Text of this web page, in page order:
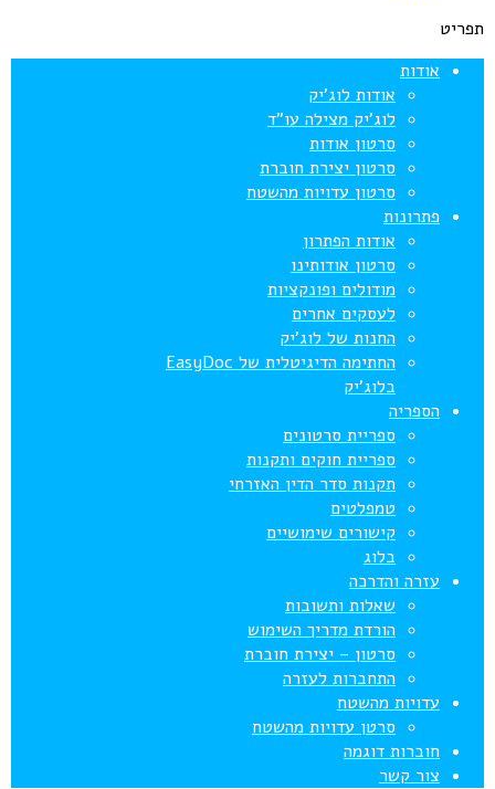
תפריט
אודות
אודות לוג’יק
לוג’יק מצילה עו”ד
סרטון אודות
סרטון יצירת חוברת
סרטון עדויות מהשטח
פתרונות
אודות הפתרון
סרטון אודותינו
מודולים ופונקציות
לעסקים אחרים
החנות של לוג’יק
החתימה הדיגיטלית של EasyDoc
בלוג’יק
הספריה
ספריית סרטונים
ספריית חוקים ותקנות
תקנות סדר הדין האזרחי
טמפלטים
קישורים שימושיים
בלוג
עזרה והדרכה
שאלות ותשובות
הורדת מדריך השימוש
סרטון – יצירת חוברת
התחברות לעזרה
עדויות מהשטח
סרטן עדויות מהשטח
חוברות דוגמה
צור קשר